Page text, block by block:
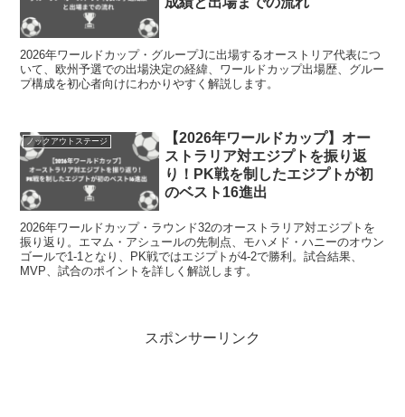
2026年ワールドカップ・グループJに出場するオーストリア代表につ
いて、欧州予選での出場決定の経緯、ワールドカップ出場歴、グルー
プ構成を初心者向けにわかりやすく解説します。
ノックアウトステージ
【2026年ワールドカップ】オー
ストラリア対エジプトを振り返
り！PK戦を制したエジプトが初
のベスト16進出
2026年ワールドカップ・ラウンド32のオーストラリア対エジプトを
振り返り。エマム・アシュールの先制点、モハメド・ハニーのオウン
ゴールで1-1となり、PK戦ではエジプトが4-2で勝利。試合結果、
MVP、試合のポイントを詳しく解説します。
スポンサーリンク